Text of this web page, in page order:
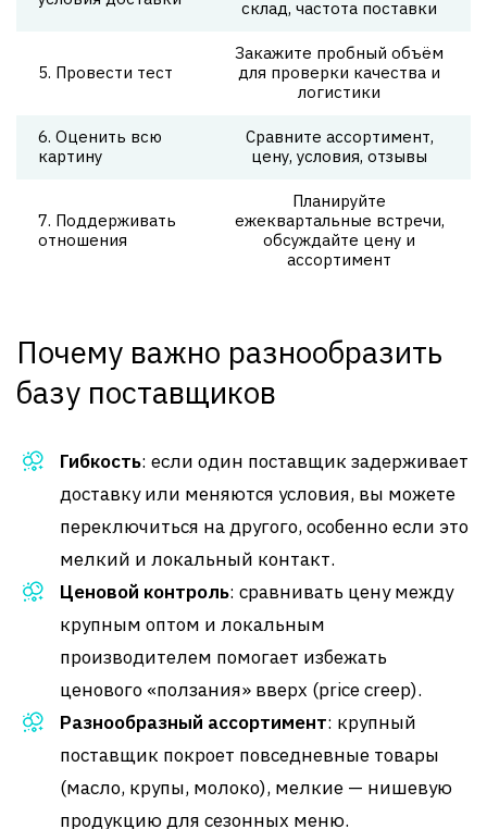
склад, частота поставки
5. Провести тест
Закажите пробный объём
для проверки качества и
логистики
6. Оценить всю
картину
Сравните ассортимент,
цену, условия, отзывы
7. Поддерживать
отношения
Планируйте
ежеквартальные встречи,
обсуждайте цену и
ассортимент
Почему важно разнообразить
базу поставщиков
Гибкость: если один поставщик задерживает
доставку или меняются условия, вы можете
переключиться на другого, особенно если это
мелкий и локальный контакт.
Ценовой контроль: сравнивать цену между
крупным оптом и локальным
производителем помогает избежать
ценового «ползания» вверх (price creep).
Разнообразный ассортимент: крупный
поставщик покроет повседневные товары
(масло, крупы, молоко), мелкие — нишевую
продукцию для сезонных меню.